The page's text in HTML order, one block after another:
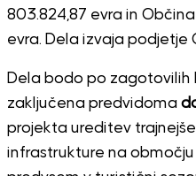
803.824,87 evra in Občina
evra. Dela izvaja podjetje
Dela bodo po zagotovilih
zaključena predvidoma
projekta ureditev
infrastrukture na območju